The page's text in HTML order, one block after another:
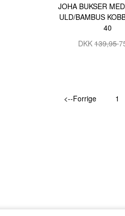
JOHA BUKSER
ULD/BAMBUS
40
DKK139,95
<--Forrige 1